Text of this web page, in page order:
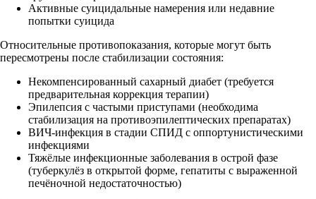
Активные суицидальные намерения или недавние
попытки суицида
Относительные противопоказания, которые могут быть
пересмотрены после стабилизации состояния:
Некомпенсированный сахарный диабет (требуется
предварительная коррекция терапии)
Эпилепсия с частыми приступами (необходима
стабилизация на противоэпилептических препаратах)
ВИЧ-инфекция в стадии СПИД с оппортунистическими
инфекциями
Тяжёлые инфекционные заболевания в острой фазе
(туберкулёз в открытой форме, гепатиты с выраженной
печёночной недостаточностью)